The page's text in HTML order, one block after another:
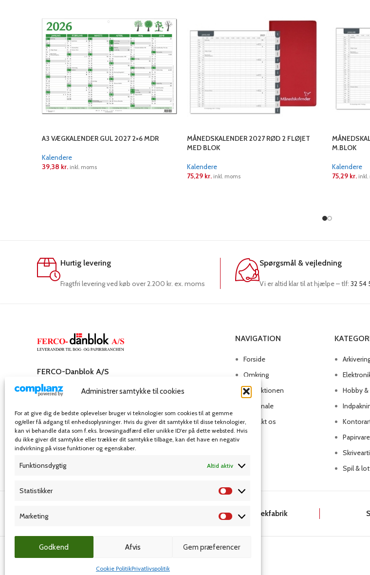
Administrer samtykke til cookies
For at give dig de bedste oplevelser bruger vi teknologier som cookies til at gemme
og/eller få adgang til enhedsoplysninger. Hvis du giver dit samtykke til disse teknologier,
kan vi behandle data som f.eks. browsingadfærd eller unikke ID'er på dette websted. Hvis
du ikke giver dit samtykke eller trækker dit samtykke tilbage, kan det have en negativ
indvirkning på visse funktioner og egenskaber.
Funktionsdygtig Altid aktiv
Statistikker
Marketing
Godkend Afvis Gem præferencer
Cookie PolitikPrivatlivspolitik
A3 VÆGKALENDER GUL 2027 2×6 MDR
Kalendere
39,38 kr. inkl. moms
MÅNEDSKALENDER 2027 RØD 2 FLØJET
MED BLOK
Kalendere
75,29 kr. inkl. moms
M.BLOK
Kalendere
75,29 kr. inkl.
Hurtig levering
Fragtfri levering ved køb over 2.200 kr. ex. moms
Spørgsmål & vejledning
Vi er altid klar til at hjælpe – tlf:32 54
FERCO-Danblok A/S
Rosenkæret 31,
2860 Søborg – Danmark
E-mail: info@ferco-danblok.dk
NAVIGATION
Forside
Omkring
Produktionen
Personale
Kontakt os
Hobby
Spil &
Dansk Kartotekfabrik